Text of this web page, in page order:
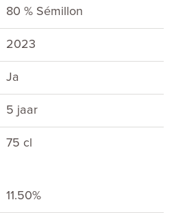
80 % Sémillon
2023
Ja
5 jaar
75 cl
11.50%